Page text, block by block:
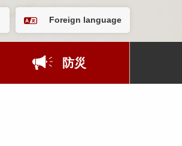
Foreign language
防災